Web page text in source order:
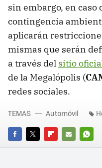
sin embargo, en caso
contingencia
aplicarán
mismas que serán
a través del sitio
de la Megalópolis (
redes sociales.
FACEBOOK
TWITTERFLIPBOARD
E-
TEMAS Automóvil